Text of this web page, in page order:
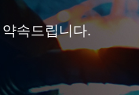
속드립니다.